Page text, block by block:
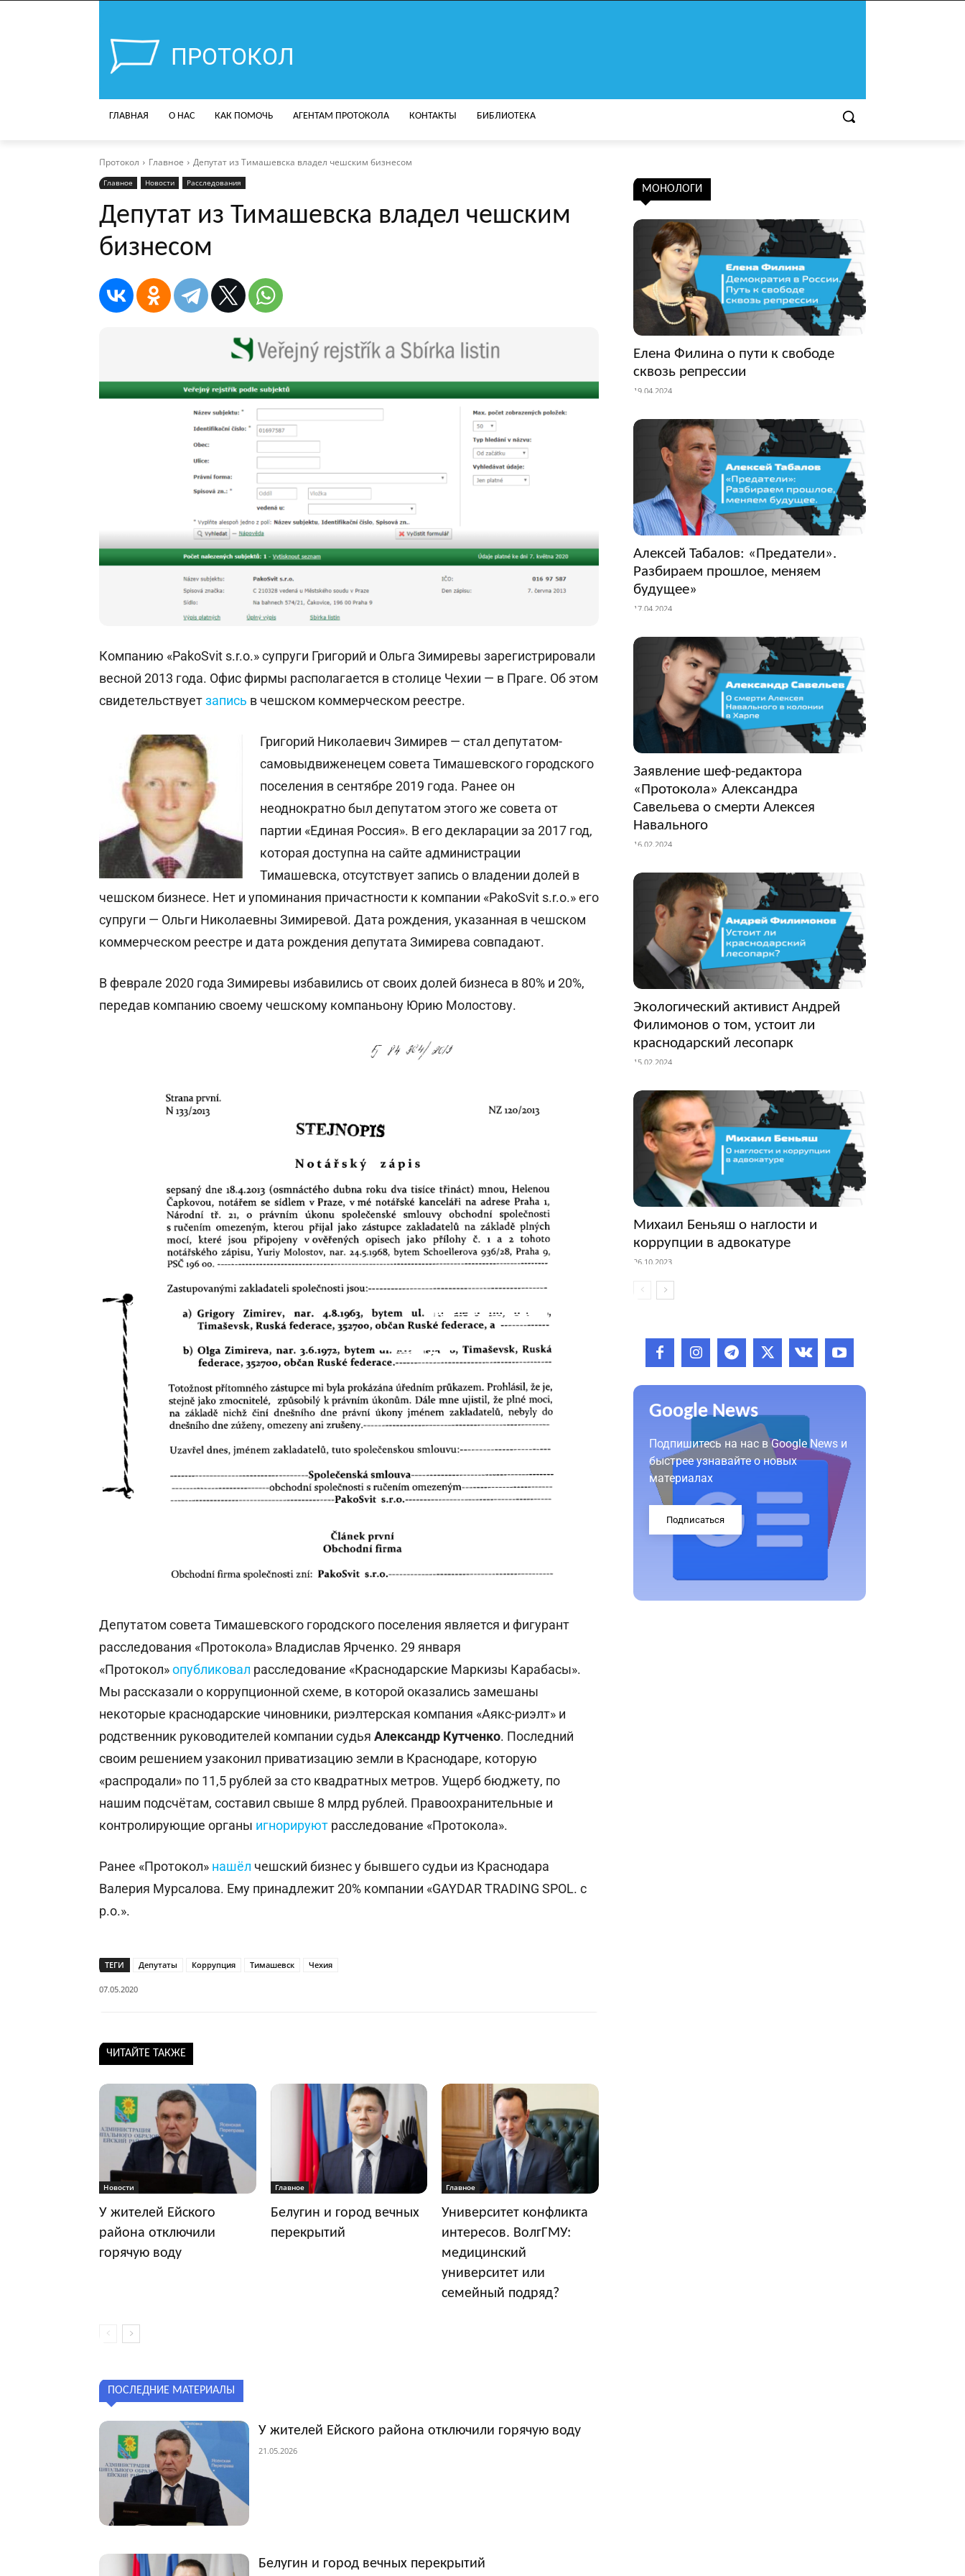
ПРОТОКОЛ
ГЛАВНАЯ О НАС КАК ПОМОЧЬ АГЕНТАМ ПРОТОКОЛА КОНТАКТЫ БИБЛИОТЕКА
Протокол Главное Депутат из Тимашевска владел чешским бизнесом
Главное Новости Расследования
Депутат из Тимашевска владел чешским
бизнесом
Компанию «PakoSvit s.r.o.» супруги Григорий и Ольга Зимиревы зарегистрировали
весной 2013 года. Офис фирмы располагается в столице Чехии — в Праге. Об этом
свидетельствуетзапись в чешском коммерческом реестре.
Григорий Николаевич Зимирев — стал депутатом-
самовыдвиженецем совета Тимашевского городского
поселения в сентябре 2019 года. Ранее он
неоднократно был депутатом этого же совета от
партии «Единая Россия». В его декларации за 2017 год,
которая доступна на сайте администрации
Тимашевска, отсутствует запись о владении долей в
чешском бизнесе. Нет и упоминания причастности к компании «PakoSvit s.r.o.» его
супруги — Ольги Николаевны Зимиревой. Дата рождения, указанная в чешском
коммерческом реестре и дата рождения депутата Зимирева совпадают.
В феврале 2020 года Зимиревы избавились от своих долей бизнеса в 80% и 20%,
передав компанию своему чешскому компаньону Юрию Молостову.
Депутатом совета Тимашевского городского поселения является и фигурант
расследования «Протокола» Владислав Ярченко. 29 января
«Протокол»опубликовал расследование «Краснодарские Маркизы Карабасы».
Мы рассказали о коррупционной схеме, в которой оказались замешаны
некоторые краснодарские чиновники, риэлтерская компания «Аякс-риэлт» и
родственник руководителей компании судья Александр Кутченко. Последний
своим решением узаконил приватизацию земли в Краснодаре, которую
«распродали» по 11,5 рублей за сто квадратных метров. Ущерб бюджету, по
нашим подсчётам, составил свыше 8 млрд рублей. Правоохранительные и
контролирующие органы игнорируют расследование «Протокола».
Ранее «Протокол» нашёл чешский бизнес у бывшего судьи из Краснодара
Валерия Мурсалова. Ему принадлежит 20% компании «GAYDAR TRADING SPOL. с
р.о.».
ТЕГИ Депутаты Коррупция Тимашевск Чехия
07.05.2020
ЧИТАЙТЕ ТАКЖЕ
Новости
У жителей Ейского
района отключили
горячую воду
Главное
Белугин и город вечных
перекрытий
Главное
Университет конфликта
интересов. ВолгГМУ:
медицинский
университет или
семейный подряд?
ПОСЛЕДНИЕ МАТЕРИАЛЫ
У жителей Ейского района отключили горячую воду
21.05.2026
Белугин и город вечных перекрытий
МОНОЛОГИ
Елена Филина о пути к свободе
сквозь репрессии
19.04.2024
Алексей Табалов: «Предатели».
Разбираем прошлое, меняем
будущее»
17.04.2024
Заявление шеф-редактора
«Протокола» Александра
Савельева о смерти Алексея
Навального
16.02.2024
Экологический активист Андрей
Филимонов о том, устоит ли
краснодарский лесопарк
15.02.2024
Михаил Беньяш о наглости и
коррупции в адвокатуре
26.10.2023
Google News
Подпишитесь на нас в Google News и
быстрее узнавайте о новых
материалах
Подписаться